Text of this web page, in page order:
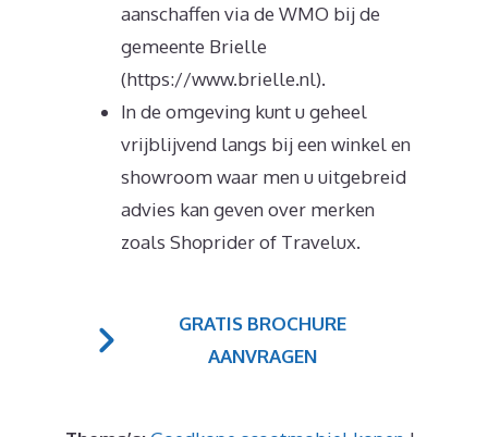
aanschaffen via de WMO bij de
gemeente Brielle
(https://www.brielle.nl).
In de omgeving kunt u geheel
vrijblijvend langs bij een winkel en
showroom waar men u uitgebreid
advies kan geven over merken
zoals Shoprider of Travelux.
GRATIS BROCHURE
AANVRAGEN